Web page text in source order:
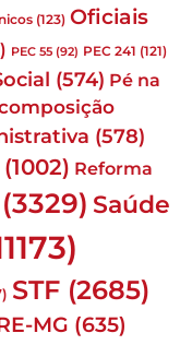
(123) Oficiais
PEC 55 (92) PEC 241 (121)
(574) Pé na
(578)
(1002) Reforma
(3329) Saúde
STF (2685)
MG (635)